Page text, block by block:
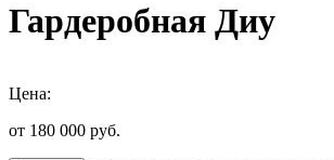
Гардеробная Диу
Цена:
от 180 000 руб.